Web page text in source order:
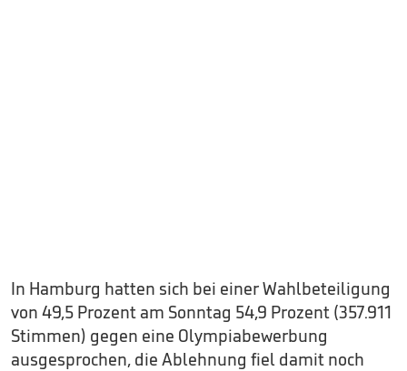
In Hamburg hatten sich bei einer Wahlbeteiligung
von 49,5 Prozent am Sonntag 54,9 Prozent (357.911
Stimmen) gegen eine Olympiabewerbung
ausgesprochen, die Ablehnung fiel damit noch